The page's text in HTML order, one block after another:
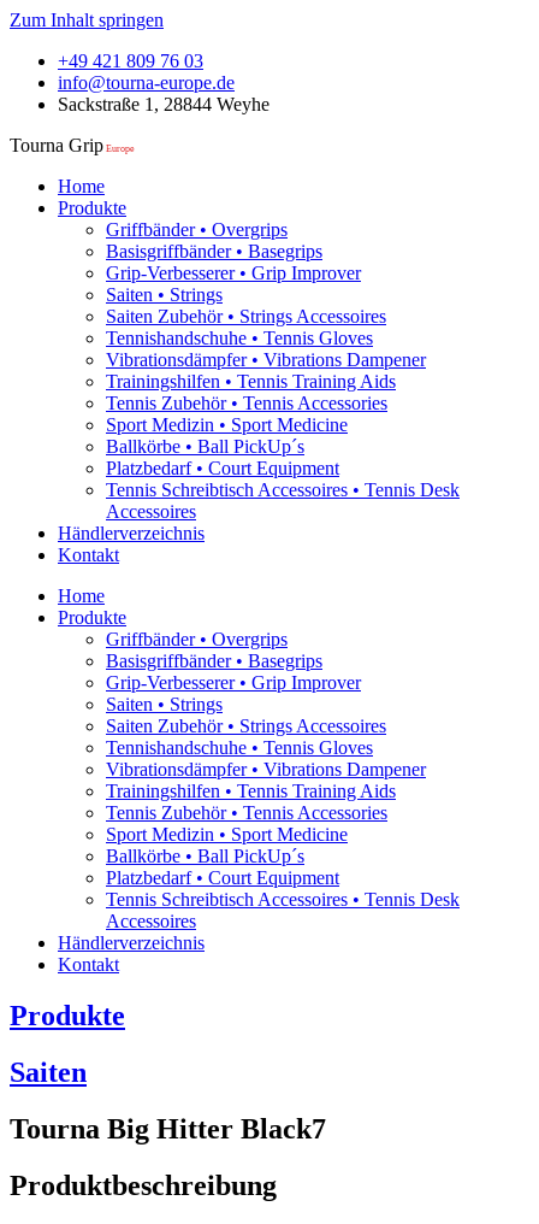
Zum Inhalt springen
+49 421 809 76 03
info@tourna-europe.de
Sackstraße 1, 28844 Weyhe
Tourna Grip Europe
Home
Produkte
Griffbänder • Overgrips
Basisgriffbänder • Basegrips
Grip-Verbesserer • Grip Improver
Saiten • Strings
Saiten Zubehör • Strings Accessoires
Tennishandschuhe • Tennis Gloves
Vibrationsdämpfer • Vibrations Dampener
Trainingshilfen • Tennis Training Aids
Tennis Zubehör • Tennis Accessories
Sport Medizin • Sport Medicine
Ballkörbe • Ball PickUp´s
Platzbedarf • Court Equipment
Tennis Schreibtisch Accessoires • Tennis Desk
Accessoires
Händlerverzeichnis
Kontakt
Home
Produkte
Griffbänder • Overgrips
Basisgriffbänder • Basegrips
Grip-Verbesserer • Grip Improver
Saiten • Strings
Saiten Zubehör • Strings Accessoires
Tennishandschuhe • Tennis Gloves
Vibrationsdämpfer • Vibrations Dampener
Trainingshilfen • Tennis Training Aids
Tennis Zubehör • Tennis Accessories
Sport Medizin • Sport Medicine
Ballkörbe • Ball PickUp´s
Platzbedarf • Court Equipment
Tennis Schreibtisch Accessoires • Tennis Desk
Accessoires
Händlerverzeichnis
Kontakt
Produkte
Saiten
Tourna Big Hitter Black7
Produktbeschreibung